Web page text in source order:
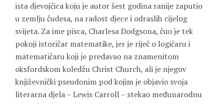
ista djevojčica koju je autor šest godina ranije zaputio
u zemlju čudesa, na radost djece i odraslih cijelog
svijeta. Za ime pisca, Charlesa Dodgsona, čuo je tek
pokoji istoričar matematike, jer je riječ o logičaru i
matematičaru koji je predavao na znamenitom
oksfordskom koledžu Christ Church, ali je njegov
književnički pseudonim pod kojim je objavio svoja
literarna djela – Lewis Carroll – stekao međunarodnu